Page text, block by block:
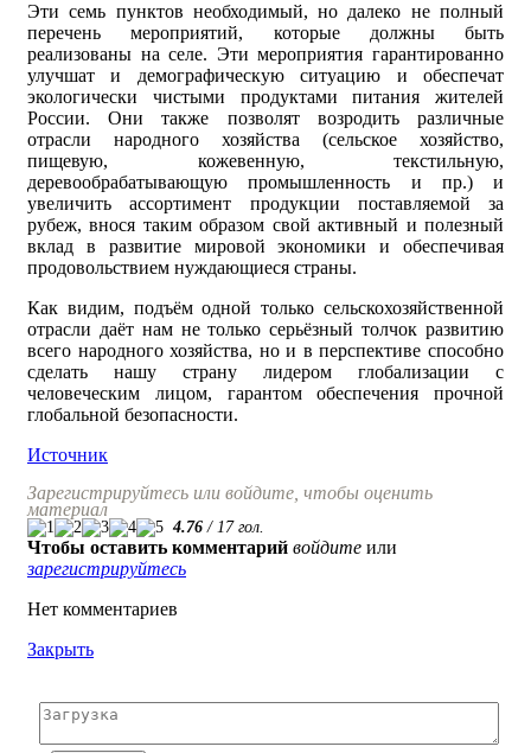
Эти семь пунктов необходимый, но далеко не полный
перечень мероприятий, которые должны быть
реализованы на селе. Эти мероприятия гарантированно
улучшат и демографическую ситуацию и обеспечат
экологически чистыми продуктами питания жителей
России. Они также позволят возродить различные
отрасли народного хозяйства (сельское хозяйство,
пищевую, кожевенную, текстильную,
деревообрабатывающую промышленность и пр.) и
увеличить ассортимент продукции поставляемой за
рубеж, внося таким образом свой активный и полезный
вклад в развитие мировой экономики и обеспечивая
продовольствием нуждающиеся страны.
Как видим, подъём одной только сельскохозяйственной
отрасли даёт нам не только серьёзный толчок развитию
всего народного хозяйства, но и в перспективе способно
сделать нашу страну лидером глобализации с
человеческим лицом, гарантом обеспечения прочной
глобальной безопасности.
Источник
Зарегистрируйтесь или войдите, чтобы оценить
материал
4.76 / 17гол.
Чтобы оставить комментарий войдите или
зарегистрируйтесь
Нет комментариев
Закрыть